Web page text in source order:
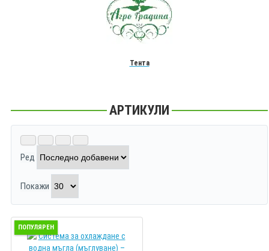
Тента
АРТИКУЛИ
Ред
Покажи
ПОПУЛЯРЕН